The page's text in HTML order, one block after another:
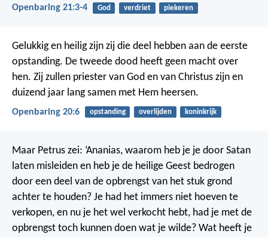
Openbaring 21:3-4 God verdriet piekeren
Gelukkig en heilig zijn zij die deel hebben aan de eerste
opstanding. De tweede dood heeft geen macht over
hen. Zij zullen priester van God en van Christus zijn en
duizend jaar lang samen met Hem heersen.
Openbaring 20:6 opstanding overlijden koninkrijk
Maar Petrus zei: ‘Ananias, waarom heb je je door Satan
laten misleiden en heb je de heilige Geest bedrogen
door een deel van de opbrengst van het stuk grond
achter te houden? Je had het immers niet hoeven te
verkopen, en nu je het wel verkocht hebt, had je met de
opbrengst toch kunnen doen wat je wilde? Wat heeft je